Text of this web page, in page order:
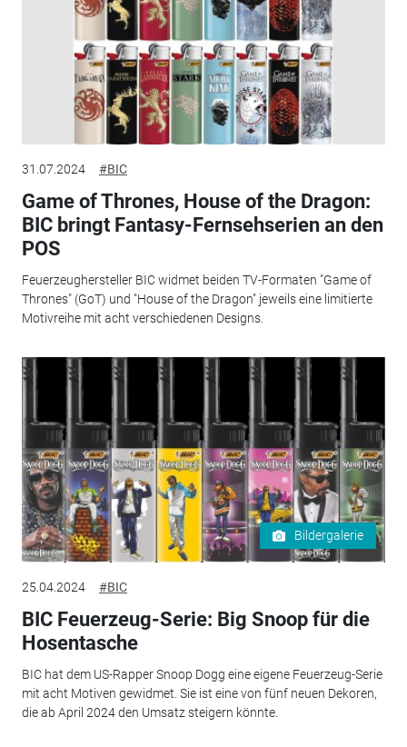
31.07.2024 #BIC
Game of Thrones, House of the Dragon:
BIC bringt Fantasy-Fernsehserien an den
POS
Feuerzeughersteller BIC widmet beiden TV-Formaten "Game of
Thrones" (GoT) und "House of the Dragon" jeweils eine limitierte
Motivreihe mit acht verschiedenen Designs.
Bildergalerie
25.04.2024 #BIC
BIC Feuerzeug-Serie: Big Snoop für die
Hosentasche
BIC hat dem US-Rapper Snoop Dogg eine eigene Feuerzeug-Serie
mit acht Motiven gewidmet. Sie ist eine von fünf neuen Dekoren,
die ab April 2024 den Umsatz steigern könnte.